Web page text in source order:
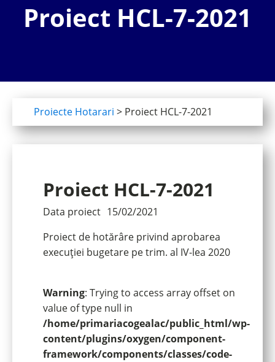
Proiect HCL-7-2021
Proiecte Hotarari > Proiect HCL-7-2021
Proiect HCL-7-2021
Data proiect 15/02/2021
Proiect de hotărâre privind aprobarea
execuției bugetare pe trim. al IV-lea 2020
Warning: Trying to access array offset on
value of type null in
/home/primariacogealac/public_html/wp-
content/plugins/oxygen/component-
framework/components/classes/code-